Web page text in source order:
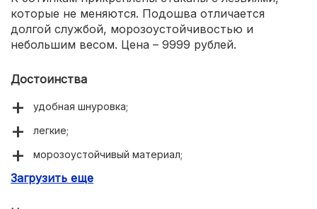
которые не меняются. Подошва отличается
долгой службой, морозоустойчивостью и
небольшим весом. Цена – 9999 рублей.
Достоинства
удобная шнуровка;
легкие;
морозоустойчивый материал;
крепкая фиксация;
Загрузить еще